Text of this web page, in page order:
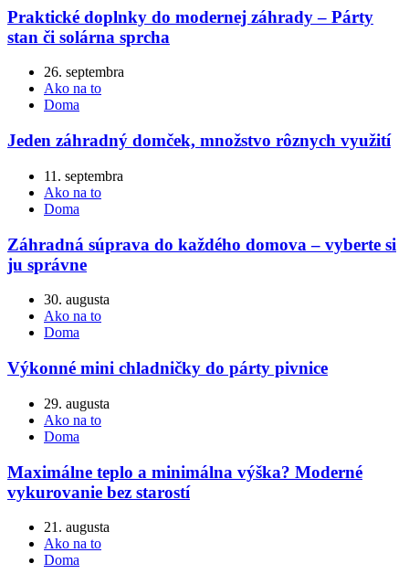
Praktické doplnky do modernej záhrady – Párty
stan či solárna sprcha
26. septembra
Ako na to
Doma
Jeden záhradný domček, množstvo rôznych využití
11. septembra
Ako na to
Doma
Záhradná súprava do každého domova – vyberte si
ju správne
30. augusta
Ako na to
Doma
Výkonné mini chladničky do párty pivnice
29. augusta
Ako na to
Doma
Maximálne teplo a minimálna výška? Moderné
vykurovanie bez starostí
21. augusta
Ako na to
Doma